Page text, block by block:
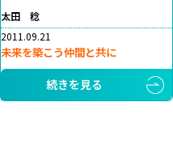
太田 稔
2011.09.21
未来を築こう仲間と共に
続きを見る